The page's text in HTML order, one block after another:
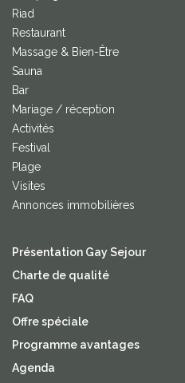
Riad
Restaurant
Massage & Bien-Être
Sauna
Bar
Mariage / réception
Activités
Festival
Plage
Visites
Annonces immobilières
Présentation Gay Sejour
Charte de qualité
FAQ
Offre spéciale
Programme avantages
Agenda